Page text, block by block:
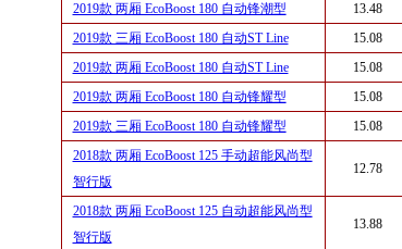
2019款 两厢 EcoBoost 180 自动锋潮型
13.48
2019款 三厢 EcoBoost 180 自动ST Line
15.08
2019款 两厢 EcoBoost 180 自动ST Line
15.08
2019款 两厢 EcoBoost 180 自动锋耀型
15.08
2019款 三厢 EcoBoost 180 自动锋耀型
15.08
2018款 两厢 EcoBoost 125 手动超能风尚型
智行版
12.78
2018款 两厢 EcoBoost 125 自动超能风尚型
智行版
13.88